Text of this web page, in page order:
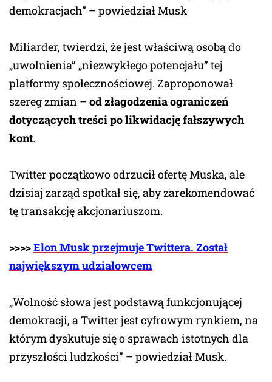
demokracjach” – powiedział Musk
Miliarder, twierdzi, że jest właściwą osobą do
„uwolnienia” „niezwykłego potencjału” tej
platformy społecznościowej. Zaproponował
szereg zmian – od złagodzenia ograniczeń
dotyczących treści po likwidację fałszywych
kont.
Twitter początkowo odrzucił ofertę Muska, ale
dzisiaj zarząd spotkał się, aby zarekomendować
tę transakcję akcjonariuszom.
>>>>Elon Musk przejmuje Twittera. Został
największym udziałowcem
„Wolność słowa jest podstawą funkcjonującej
demokracji, a Twitter jest cyfrowym rynkiem, na
którym dyskutuje się o sprawach istotnych dla
przyszłości ludzkości” – powiedział Musk.